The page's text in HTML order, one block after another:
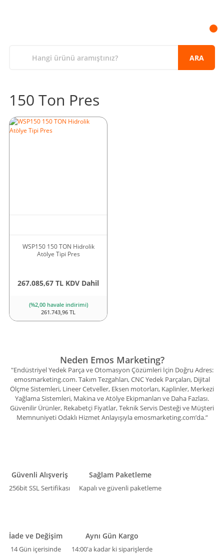
ARA
150 Ton Pres
WSP150 150 TON Hidrolik
Atölye Tipi Pres
267.085,67 TL KDV Dahil
(%2,00 havale indirimi)
261.743,96 TL
Neden Emos Marketing?
"Endüstriyel Yedek Parça ve Otomasyon Çözümleri İçin Doğru Adres:
emosmarketing.com. Takım Tezgahları, CNC Yedek Parçaları, Dijital
Ölçme Sistemleri, Lineer Cetveller, Eksen motorları, Kaplinler, Merkezi
Yağlama Sistemleri, Makina ve Atölye Ekipmanları ve Daha Fazlası.
Güvenilir Ürünler, Rekabetçi Fiyatlar, Teknik Servis Desteği ve Müşteri
Memnuniyeti Odaklı Hizmet Anlayışıyla emosmarketing.com’da.”
Güvenli Alışveriş
256bit SSL Sertifikası
Sağlam Paketleme
Kapalı ve güvenli paketleme
İade ve Değişim
14 Gün içerisinde
Aynı Gün Kargo
14:00'a kadar ki siparişlerde